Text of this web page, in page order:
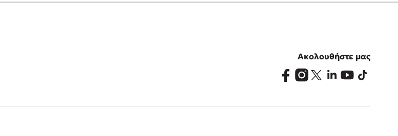
Ακολουθήστε μας